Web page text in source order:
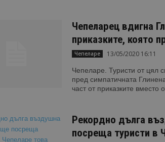
Чепеларец вдигна
приказките, която
Чепеларе 13/05/2020 16:11
Чепеларе. Туристи от цял
пред симпатичната
част от приказките вместо
Рекордно дълга
посреща туристи в